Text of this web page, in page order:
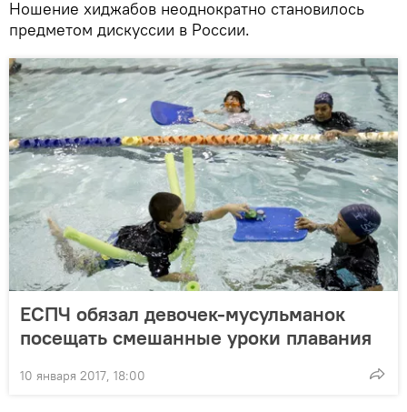
Ношение хиджабов неоднократно становилось
предметом дискуссии в России.
ЕСПЧ обязал девочек-мусульманок
посещать смешанные уроки плавания
10 января 2017, 18:00